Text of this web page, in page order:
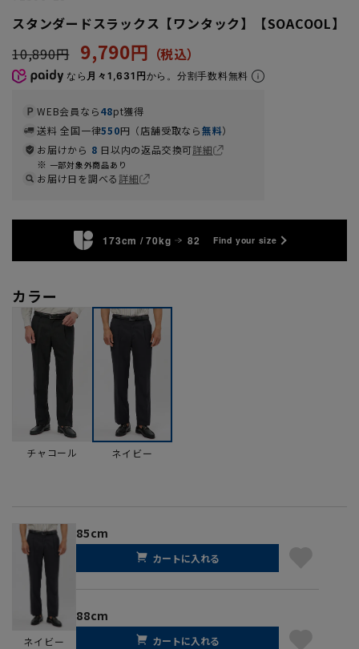
スタンダードスラックス【ワンタック】【SOACOOL】
10,890円
9,790円
なら 月々1,631円から。分割手数料無料
WEB会員なら48pt獲得
送料 全国一律550円（店舗受取なら無料）
お届けから 8 日以内の返品交換可詳細
一部対象外商品あり
お届け日を調べる詳細
173cm / 70kg 82 Find your size
カラー
チャコール ネイビー
ネイビー
85cm
カートに入れる
88cm
カートに入れる